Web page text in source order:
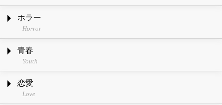
ホラー
Horror
青春
Youth
恋愛
Love